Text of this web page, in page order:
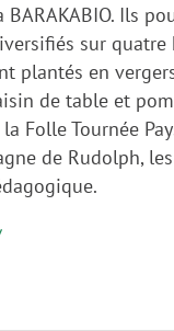
Ils
sur
plantés en
de table et
Folle Tournée
de Rudolph,